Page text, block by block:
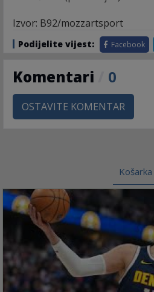
Izvor: B92/mozzartsport
Podijelite vijest: Facebook
Komentari 0
OSTAVITE KOMENTAR
Košarka